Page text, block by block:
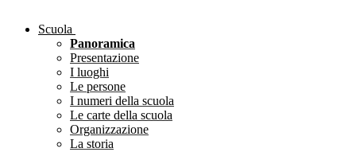
Scuola
Panoramica
Presentazione
I luoghi
Le persone
I numeri della scuola
Le carte della scuola
Organizzazione
La storia